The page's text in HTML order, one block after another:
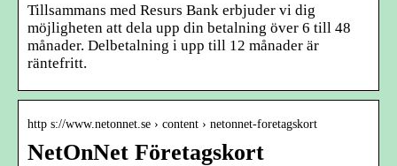
Tillsammans med Resurs Bank erbjuder vi dig
möjligheten att dela upp din betalning över 6 till 48
månader. Delbetalning i upp till 12 månader är
räntefritt.
http s://www.netonnet.se › content › netonnet-foretagskort
NetOnNet Företagskort